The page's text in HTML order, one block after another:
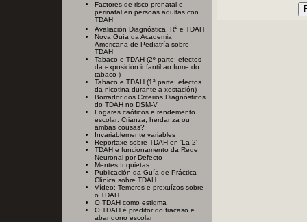
Factores de risco prenatal e
perinatal en persoas adultas con
TDAH
Avaliación Diagnóstica, R2 e TDAH
Nova Guía da Academia
Americana de Pediatría sobre
TDAH
Tabaco e TDAH (2º parte: efectos
da exposición infantil ao fume do
tabaco )
Tabaco e TDAH (1ª parte: efectos
da nicotina durante a xestación)
Borrador dos Criterios Diagnósticos
do TDAH no DSM-V
Fogares caóticos e rendemento
escolar: Crianza, herdanza ou
ambas cousas?
Invariablemente variables
Reportaxe sobre TDAH en 'La 2'
TDAH e funcionamento da Rede
Neuronal por Defecto
Mentes Inquietas
Publicación da Guía de Práctica
Clínica sobre TDAH
Vídeo: Temores e prexuízos sobre
o TDAH
O TDAH como estigma
O TDAH é preditor do fracaso e
abandono escolar